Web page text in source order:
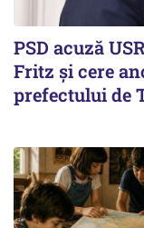
PSD acuză
Fritz și cere
prefectului de